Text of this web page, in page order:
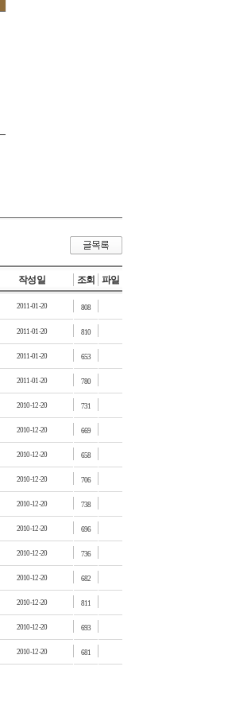
작성일 조회 파일
2011-01-20 808
2011-01-20 810
2011-01-20 653
2011-01-20 780
2010-12-20 731
2010-12-20 669
2010-12-20 658
2010-12-20 706
2010-12-20 738
2010-12-20 696
2010-12-20 736
2010-12-20 682
2010-12-20 811
2010-12-20 693
2010-12-20 681